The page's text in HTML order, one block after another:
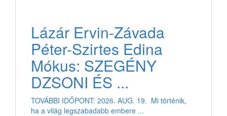
Lázár Ervin-Závada
Péter-Szirtes Edina
Mókus: SZEGÉNY
DZSONI ÉS ...
TOVÁBBI IDŐPONT: 2026. AUG. 19. Mi történik,
ha a világ legszabadabb embere ...